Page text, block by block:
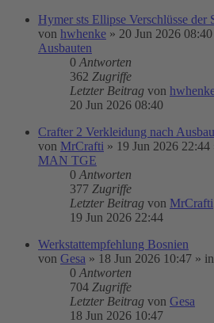
Hymer sts Ellipse Verschlüsse der
von hwhenke » 20 Jun 2026 08:40
Ausbauten
0 Antworten
362 Zugriffe
Letzter Beitrag von
20 Jun 2026 08:40
Crafter 2 Verkleidung nach
von MrCrafti » 19 Jun 2026 22:44
MAN TGE
0 Antworten
377 Zugriffe
Letzter Beitrag von MrCrafti
19 Jun 2026 22:44
Werkstattempfehlung Bosnien
von Gesa » 18 Jun 2026 10:47 » in
0 Antworten
704 Zugriffe
Letzter Beitrag von Gesa
18 Jun 2026 10:47